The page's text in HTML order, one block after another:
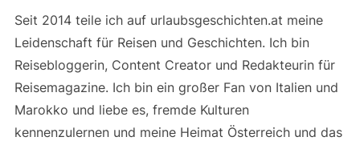
Seit 2014 teile ich auf urlaubsgeschichten.at meine
Leidenschaft für Reisen und Geschichten. Ich bin
Reisebloggerin, Content Creator und Redakteurin für
Reisemagazine. Ich bin ein großer Fan von Italien und
Marokko und liebe es, fremde Kulturen
kennenzulernen und meine Heimat Österreich und das